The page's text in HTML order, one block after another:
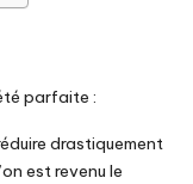
parfaite :
drastiquement
est revenu le